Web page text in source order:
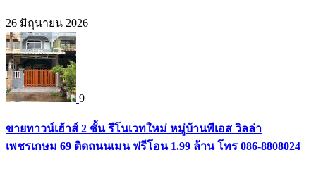
26 มิถุนายน 2026
9
ขายทาวน์เฮ้าส์ 2 ชั้น รีโนเวทใหม่ หมู่บ้านพีเอส วิลล่า
เพชรเกษม 69 ติดถนนเมน ฟรีโอน 1.99 ล้าน โทร 086-8808024